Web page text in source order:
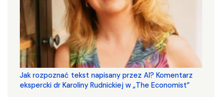
Jak rozpoznać tekst napisany przez AI? Komentarz
ekspercki dr Karoliny Rudnickiej w „The Economist”